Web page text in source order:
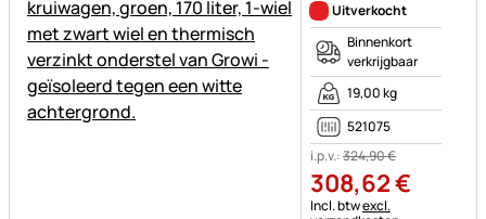
Uitverkocht
Binnenkort
verkrijgbaar
19,00 kg
521075
i.p.v.:324,90€
308,62€
Belastinginformatie:
Incl. btwexcl.